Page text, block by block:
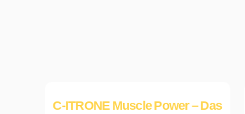
C-ITRONE Muscle Power – Das